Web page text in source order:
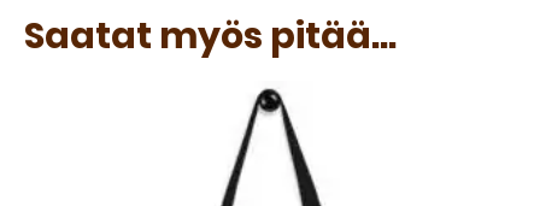
Saatat myös pitää...